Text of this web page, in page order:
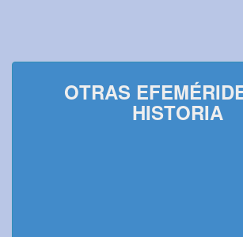
OTRAS
HISTORIA